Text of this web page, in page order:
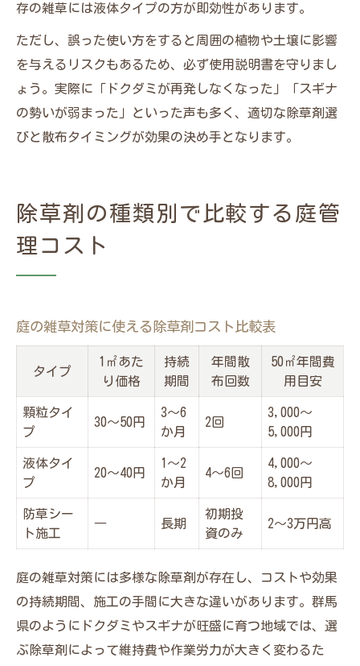
存の雑草には液体タイプの方が即効性があります。
ただし、誤った使い方をすると周囲の植物や土壌に影響
を与えるリスクもあるため、必ず使用説明書を守りまし
ょう。実際に「ドクダミが再発しなくなった」「スギナ
の勢いが弱まった」といった声も多く、適切な除草剤選
びと散布タイミングが効果の決め手となります。
除草剤の種類別で比較する庭管
理コスト
庭の雑草対策に使える除草剤コスト比較表
タイプ
1㎡あた
り価格
持続
期間
年間散
布回数
50㎡年間費
用目安
顆粒タイ
プ
30～50円
3～6
か月
2回
3,000～
5,000円
液体タイ
プ
20～40円
1～2
か月
4～6回
4,000～
8,000円
防草シー
ト施工
― 長期
初期投
資のみ
2～3万円高
庭の雑草対策には多様な除草剤が存在し、コストや効果
の持続期間、施工の手間に大きな違いがあります。群馬
県のようにドクダミやスギナが旺盛に育つ地域では、選
ぶ除草剤によって維持費や作業労力が大きく変わるた